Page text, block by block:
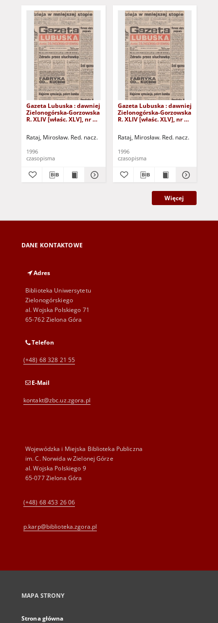
Gazeta Lubuska : dawniej
Zielonogórska-Gorzowska
R. XLIV [właśc. XLV], nr 52
Rataj, Mirosław. Red. nacz.
1996
czasopisma
Gazeta Lubuska : dawniej
Zielonogórska-Gorzowska
R. XLIV [właśc. XLV], nr 46
Rataj, Mirosław. Red. nacz.
1996
czasopisma
Więcej
DANE KONTAKTOWE
Adres
Biblioteka Uniwersytetu
Zielonogórskiego
al. Wojska Polskiego 71
65-762 Zielona Góra
Telefon
(+48) 68 328 21 55
E-Mail
kontakt@zbc.uz.zgora.pl
Wojewódzka i Miejska Biblioteka Publiczna
im. C. Norwida w Zielonej Górze
al. Wojska Polskiego 9
65-077 Zielona Góra
(+48) 68 453 26 06
p.karp@biblioteka.zgora.pl
MAPA STRONY
Strona główna